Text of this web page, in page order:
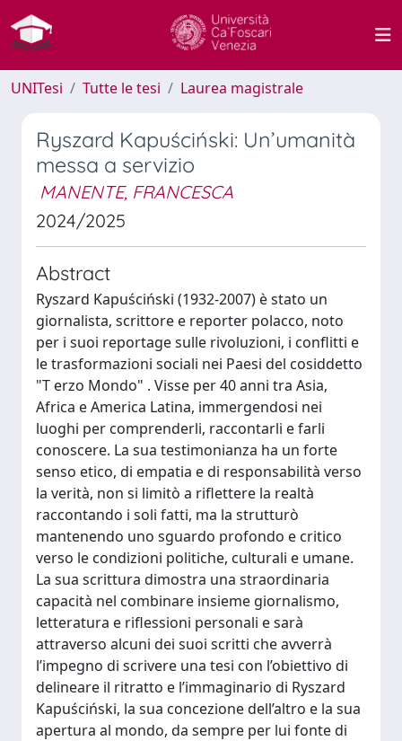
UNITesi Tutte le tesi Laurea magistrale
Ryszard Kapuściński: Un’umanità
messa a servizio
MANENTE, FRANCESCA
2024/2025
Abstract
Ryszard Kapuściński (1932-2007) è stato un
giornalista, scrittore e reporter polacco, noto
per i suoi reportage sulle rivoluzioni, i conflitti e
le trasformazioni sociali nei Paesi del cosiddetto
"T erzo Mondo" . Visse per 40 anni tra Asia,
Africa e America Latina, immergendosi nei
luoghi per comprenderli, raccontarli e farli
conoscere. La sua testimonianza ha un forte
senso etico, di empatia e di responsabilità verso
la verità, non si limitò a riflettere la realtà
raccontando i soli fatti, ma la strutturò
mantenendo uno sguardo profondo e critico
verso le condizioni politiche, culturali e umane.
La sua scrittura dimostra una straordinaria
capacità nel combinare insieme giornalismo,
letteratura e riflessioni personali e sarà
attraverso alcuni dei suoi scritti che avverrà
l’impegno di scrivere una tesi con l’obiettivo di
delineare il ritratto e l’immaginario di Ryszard
Kapuściński, la sua concezione dell’altro e la sua
apertura al mondo, da sempre per lui fonte di